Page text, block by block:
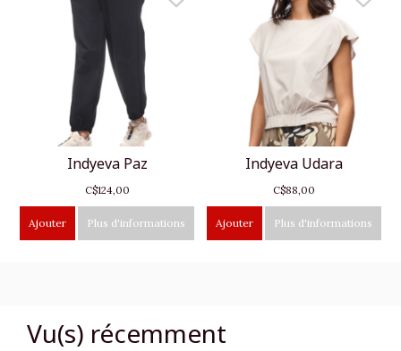
Indyeva Paz
C$124,00
Ajouter Plus d'informations
Indyeva Udara
C$88,00
Ajouter Plus d'informations
Vu(s) récemment